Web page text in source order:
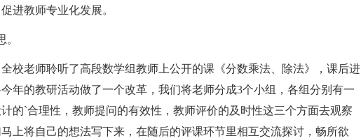
进教师专业化发展。
校老师聆听了高段数学组教师上公开的课《分数乘法、除法》，课后进
年的教研活动做了一个改革，我们将老师分成3个小组，各组分别有一
的`合理性，教师提问的有效性，教师评价的及时性这三个方面去观察
上将自己的想法写下来，在随后的评课环节里相互交流探讨，畅所欲